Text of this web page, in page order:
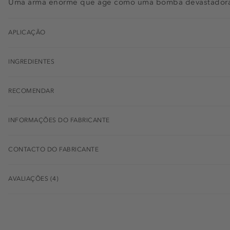
Uma arma enorme que age como uma bomba
APLICAÇÃO
INGREDIENTES
RECOMENDAR
INFORMAÇÕES DO FABRICANTE
CONTACTO DO FABRICANTE
AVALIAÇÕES (4)